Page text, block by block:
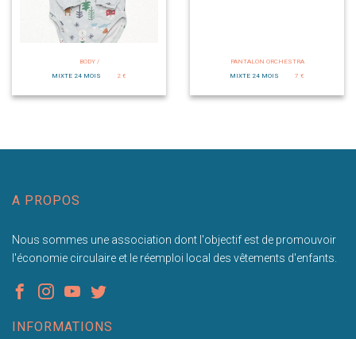
BODY /
MIXTE 24 MOIS
2 €
PANTALON ORCHESTRA
MIXTE 24 MOIS
7 €
A PROPOS
Nous sommes une association dont l'objectif est de promouvoir
l'économie circulaire et le réemploi local des vêtements d'enfants.
INFORMATIONS